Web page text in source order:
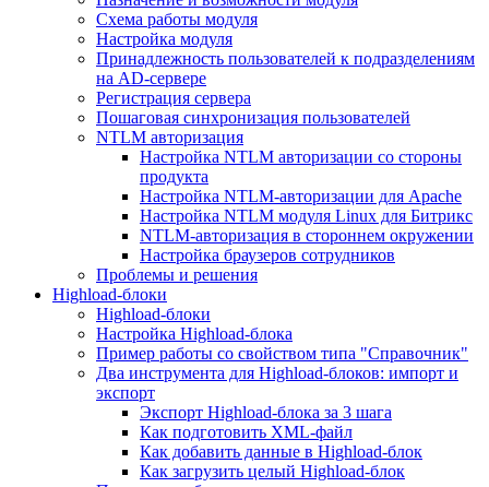
Схема работы модуля
Настройка модуля
Принадлежность пользователей к подразделениям
на AD-сервере
Регистрация сервера
Пошаговая синхронизация пользователей
NTLM авторизация
Настройка NTLM авторизации со стороны
продукта
Настройка NTLM-авторизации для Apache
Настройка NTLM модуля Linux для Битрикс
NTLM-авторизация в стороннем окружении
Настройка браузеров сотрудников
Проблемы и решения
Highload-блоки
Highload-блоки
Настройка Highload-блока
Пример работы со свойством типа "Справочник"
Два инструмента для Highload-блоков: импорт и
экспорт
Экспорт Highload-блока за 3 шага
Как подготовить XML-файл
Как добавить данные в Highload-блок
Как загрузить целый Highload-блок